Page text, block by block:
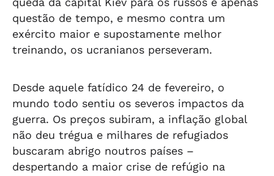
questão de tempo, e mesmo contra um
exército maior e supostamente melhor
treinando, os ucranianos perseveram.
Desde aquele fatídico 24 de fevereiro, o
mundo todo sentiu os severos impactos da
guerra. Os preços subiram, a inflação global
não deu trégua e milhares de refugiados
buscaram abrigo noutros países –
despertando a maior crise de refúgio na